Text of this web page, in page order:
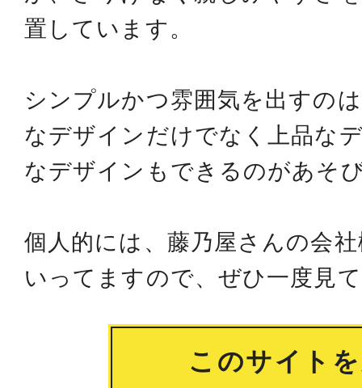
置しています。
シンプルかつ雰囲気を出すの
なデザインだけでなく上品な
なデザインもできるのがあそ
個人的には、藤乃屋さんの会
いってますので、ぜひ一度見
このサイト